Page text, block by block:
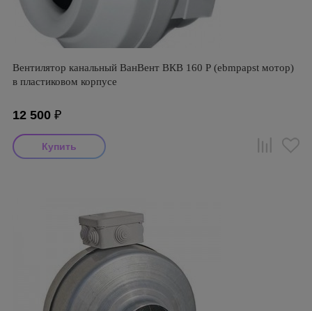
Вентилятор канальный ВанВент ВКВ 160 Р (ebmpapst мотор)
в пластиковом корпусе
12 500 ₽